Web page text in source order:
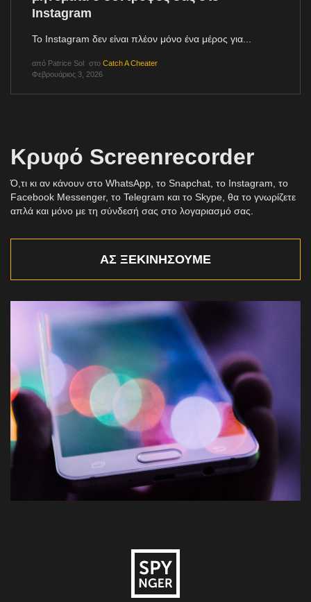
Instagram
Το Instagram δεν είναι πλέον μόνο ένα μέρος για...
από Patrice Sol στο Catch A Cheater
Φεβρουάριος 3, 2026
Κρυφό Screenrecorder
Ό,τι κι αν κάνουν στο WhatsApp, το Snapchat, το Instagram, το
Facebook Messenger, το Telegram και το Skype, θα το γνωρίζετε
απλά και μόνο με τη σύνδεσή σας στο λογαριασμό σας.
ΑΣ ΞΕΚΙΝΉΣΟΥΜΕ